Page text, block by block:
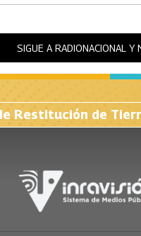
SIGUE A RADIONACIONAL Y
Restitución de